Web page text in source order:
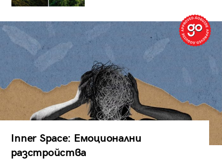
Inner Space: Емоционални
разстройства